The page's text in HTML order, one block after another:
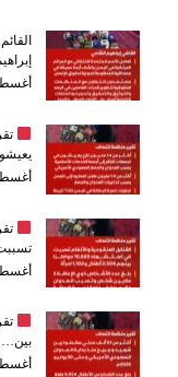
أغسطس
أغسطس
أغسطس
بين…
أغسطس